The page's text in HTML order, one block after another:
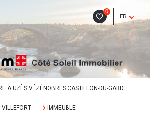
0
FR
À UZÈS VÉZÉNOBRES CASTILLON-DU-GARD
VILLEFORT IMMEUBLE